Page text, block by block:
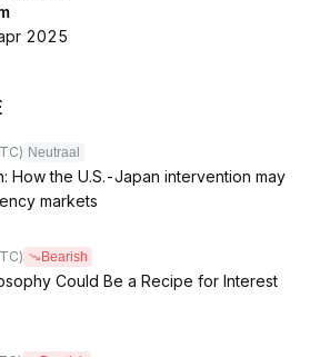
2025
Neutraal
How the U.S.-Japan intervention may
markets
Bearish
Could Be a Recipe for Interest